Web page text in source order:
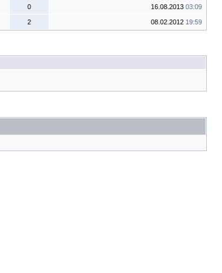
0 16.08.2013 03:09
2 08.02.2012 19:59